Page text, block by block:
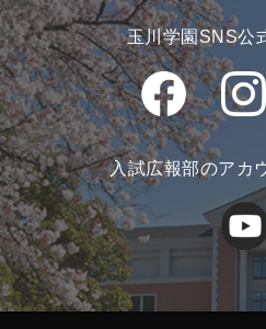
玉川学園SNS公
入試広報部のアカ